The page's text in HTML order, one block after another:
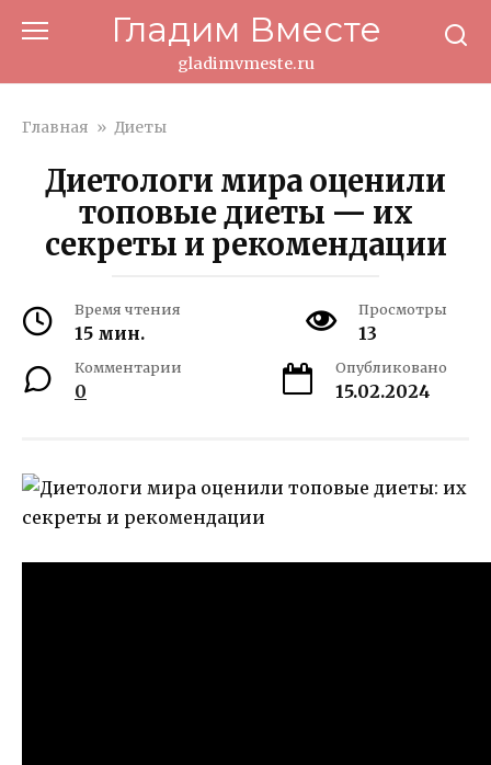
Гладим Вместе
gladimvmeste.ru
Главная » Диеты
Диетологи мира оценили
топовые диеты — их
секреты и рекомендации
Время чтения
15 мин.
Просмотры
13
Комментарии
0
Опубликовано
15.02.2024